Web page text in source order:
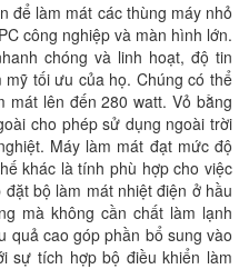
để làm mát các thùng máy nhỏ
công nghiệp và màn hình lớn.
chóng và linh hoạt, độ tin
tối ưu của họ. Chúng có thể
mát lên đến 280 watt. Vỏ bằng
cho phép sử dụng ngoài trời
Máy làm mát đạt mức độ
khác là tính phù hợp cho việc
bộ làm mát nhiệt điện ở hầu
mà không cần chất làm lạnh
quả cao góp phần bổ sung vào
sự tích hợp bộ điều khiển làm